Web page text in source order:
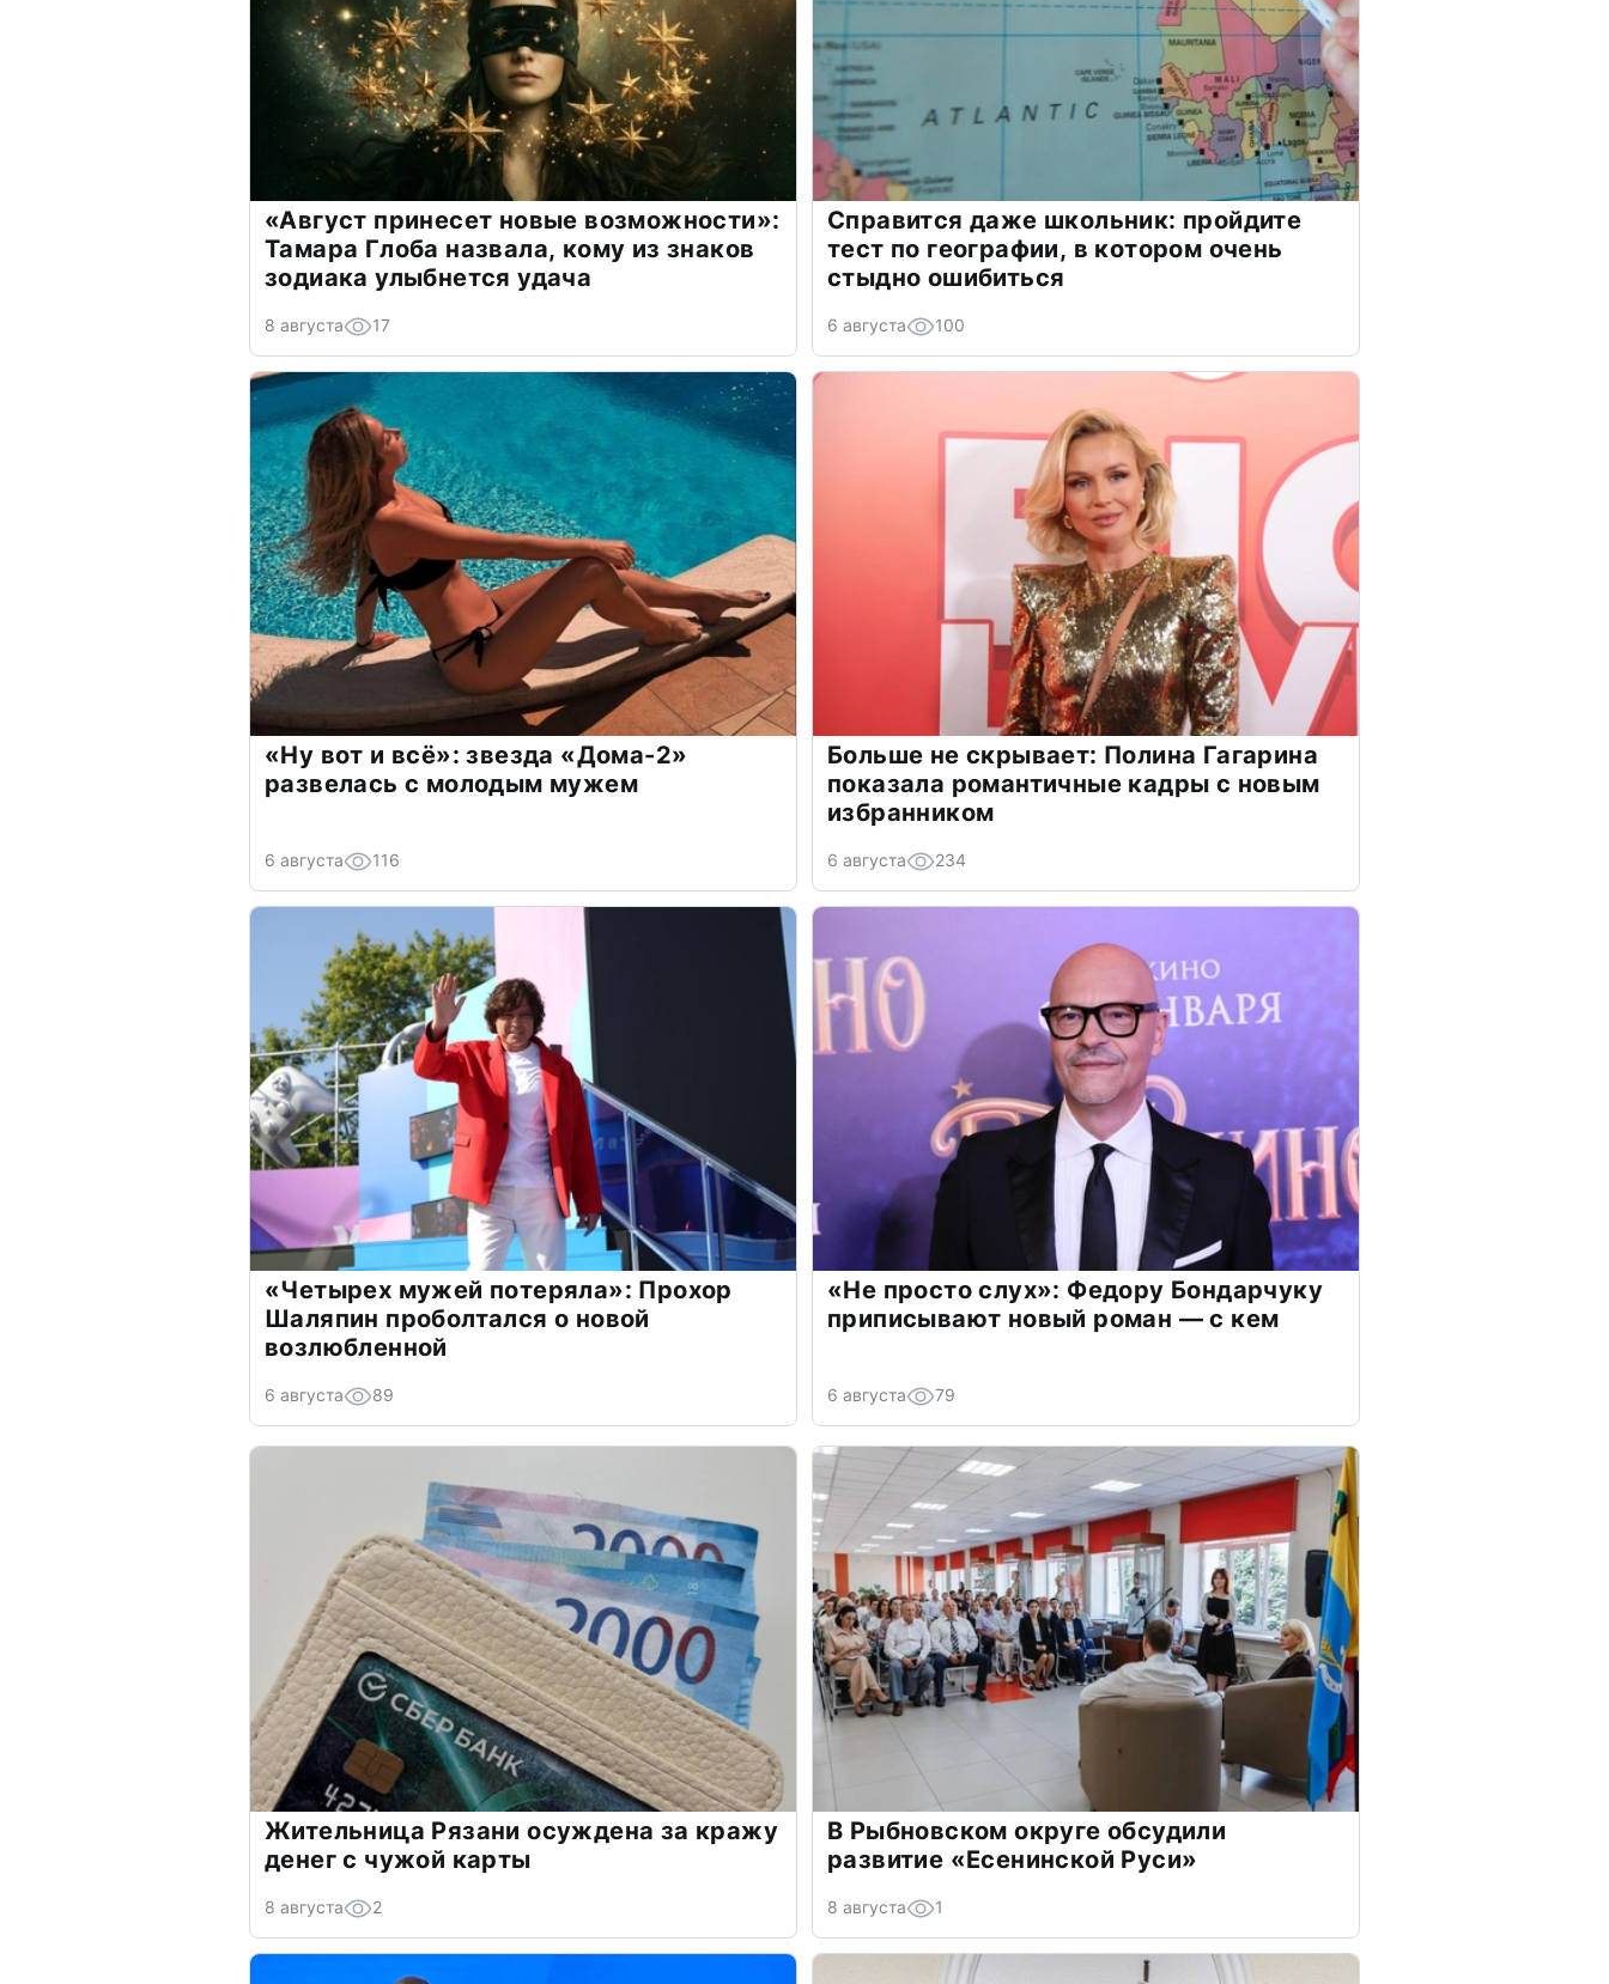
«Август принесет новые возможности»:
Тамара Глоба назвала, кому из знаков
зодиака улыбнется удача
8 августа 17
Справится даже школьник: пройдите
тест по географии, в котором очень
стыдно ошибиться
6 августа 100
«Ну вот и всё»: звезда «Дома-2»
развелась с молодым мужем
6 августа 116
Больше не скрывает: Полина Гагарина
показала романтичные кадры с новым
избранником
6 августа 234
«Четырех мужей потеряла»: Прохор
Шаляпин проболтался о новой
возлюбленной
6 августа 89
«Не просто слух»: Федору Бондарчуку
приписывают новый роман — с кем
6 августа 79
Жительница Рязани осуждена за кражу
денег с чужой карты
8 августа 2
В Рыбновском округе обсудили
развитие «Есенинской Руси»
8 августа 1